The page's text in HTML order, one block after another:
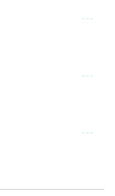
---
---
---